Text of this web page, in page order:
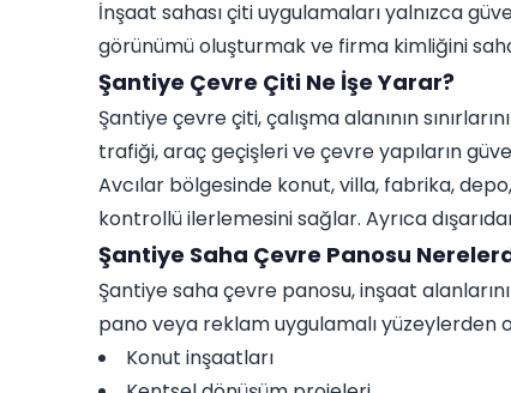
İnşaat sahası çiti uygulamaları yalnızca
görünümü oluşturmak ve firma kimliğini
Şantiye Çevre Çiti Ne İşe Yarar?
Şantiye çevre çiti, çalışma alanının
trafiği, araç geçişleri ve çevre yapıların
Avcılar bölgesinde konut, villa, fabrika,
kontrollü ilerlemesini sağlar. Ayrıca
Şantiye Saha Çevre Panosu
Şantiye saha çevre panosu, inşaat
pano veya reklam uygulamalı yüzeylerden
Konut inşaatları